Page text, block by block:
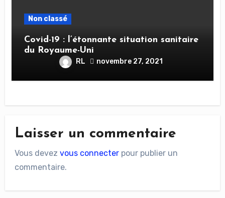
Non classé
Covid-19 : l’étonnante situation sanitaire
du Royaume-Uni
RL novembre 27, 2021
Laisser un commentaire
Vous devezvous connecter pour publier un
commentaire.